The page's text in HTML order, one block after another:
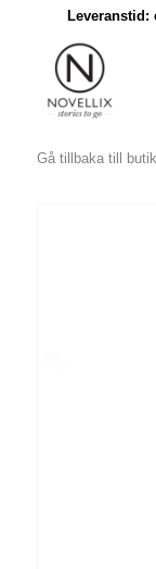
Leveranstid:
Gå tillbaka till